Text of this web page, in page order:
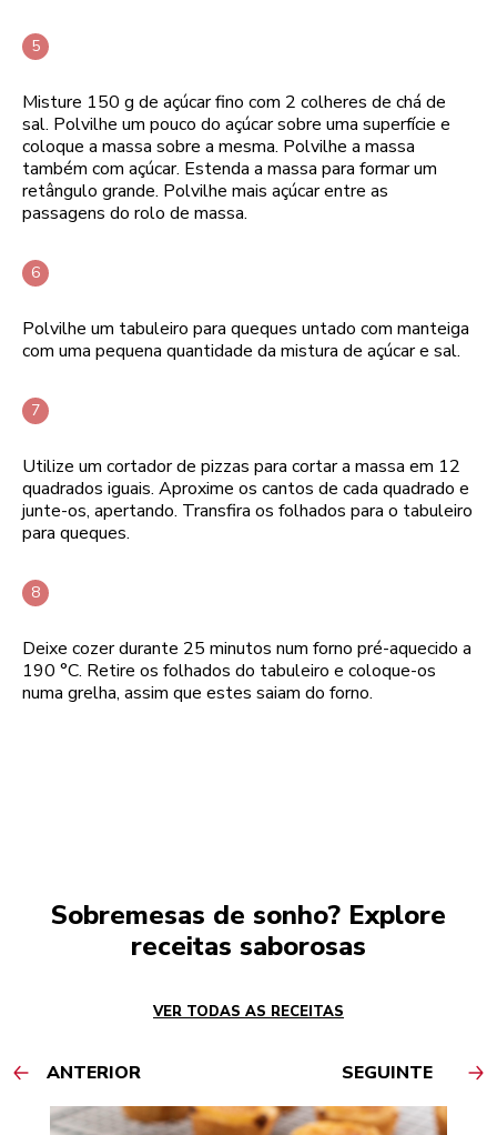
Misture 150 g de açúcar fino com 2 colheres de chá de
sal. Polvilhe um pouco do açúcar sobre uma superfície e
coloque a massa sobre a mesma. Polvilhe a massa
também com açúcar. Estenda a massa para formar um
retângulo grande. Polvilhe mais açúcar entre as
passagens do rolo de massa.
Polvilhe um tabuleiro para queques untado com manteiga
com uma pequena quantidade da mistura de açúcar e sal.
Utilize um cortador de pizzas para cortar a massa em 12
quadrados iguais. Aproxime os cantos de cada quadrado e
junte-os, apertando. Transfira os folhados para o tabuleiro
para queques.
Deixe cozer durante 25 minutos num forno pré-aquecido a
190 °C. Retire os folhados do tabuleiro e coloque-os
numa grelha, assim que estes saiam do forno.
Sobremesas de sonho? Explore
receitas saborosas
VER TODAS AS RECEITAS
ANTERIOR SEGUINTE